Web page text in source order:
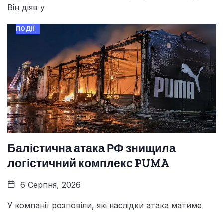
Він діяв у
ПОДІЇ
Балістична атака РФ знищила
логістичний комплекс PUMA
6 Серпня, 2026
У компанії розповіли, які наслідки атака матиме